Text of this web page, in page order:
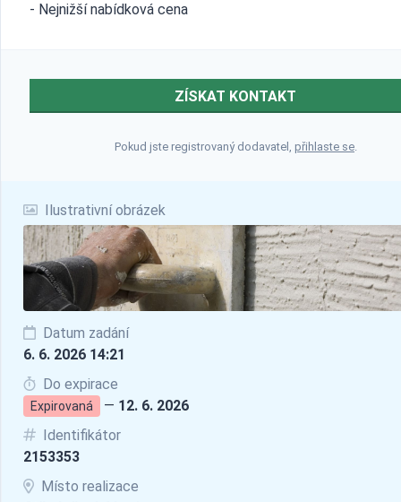
Ilustrativní obrázek
Datum zadání
6. 6. 2026 14:21
Do expirace
Expirovaná — 12. 6. 2026
Identifikátor
2153353
Místo realizace
- Nejnižší nabídková cena
ZÍSKAT KONTAKT
Pokud jste registrovaný dodavatel, přihlaste se.